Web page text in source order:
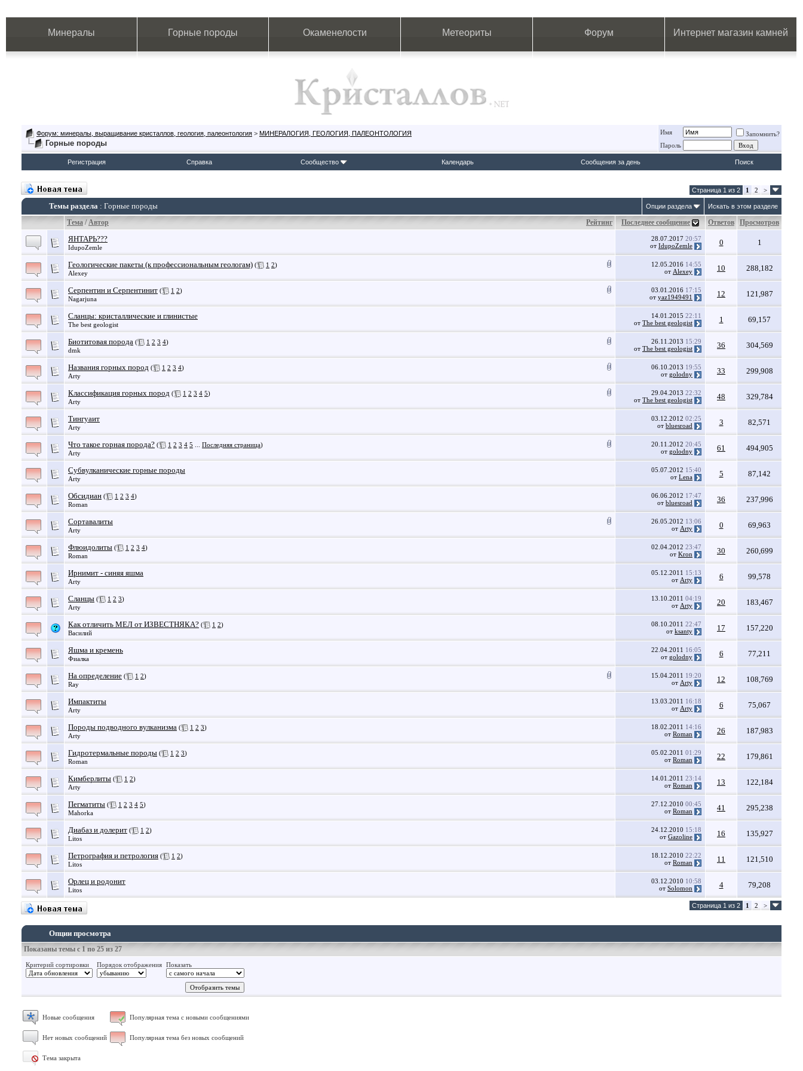
Минералы Горные породы Окаменелости Метеориты Форум Интернет магазин камней
Форум: минералы, выращивание кристаллов, геология, палеонтология > МИНЕРАЛОГИЯ, ГЕОЛОГИЯ, ПАЛЕОНТОЛОГИЯ
Горные породы
Имя
Запомнить?
Пароль
Регистрация Справка Сообщество Календарь Сообщения за день Поиск
Страница 1 из 2 1 2 >
Темы раздела : Горные породы Опции раздела Искать в этом разделе
Рейтинг
Тема /Автор Последнее сообщение Ответов Просмотров
ЯНТАРЬ???
IdupoZemle
28.07.2017 20:57
от IdupoZemle 0 1
Геологические пакеты (к профессиональным геологам) ( 1 2)
Alexey
12.05.2016 14:55
от Alexey 10 288,182
Серпентин и Серпентинит ( 1 2)
Nagarjuna
03.01.2016 17:15
от yaz1949491 12 121,987
Сланцы: кристаллические и глинистые
The best geologist
14.01.2015 22:11
от The best geologist 1 69,157
Биотитовая порода ( 1 2 3 4)
dmk
26.11.2013 15:29
от The best geologist 36 304,569
Названия горных пород ( 1 2 3 4)
Arty
06.10.2013 19:55
от golodny 33 299,908
Классификация горных пород ( 1 2 3 4 5)
Arty
29.04.2013 22:32
от The best geologist 48 329,784
Тингуаит
Arty
03.12.2012 02:25
от bluesroad 3 82,571
Что такое горная порода? ( 1 2 3 4 5 Последняя страница)
Arty
20.11.2012 20:45
от golodny 61 494,905
Субвулканические горные породы
Arty
05.07.2012 15:40
от Lena 5 87,142
Обсидиан ( 1 2 3 4)
Roman
06.06.2012 17:47
от bluesroad 36 237,996
Сортавалиты
Arty
26.05.2012 13:06
от Arty 0 69,963
Флюидолиты ( 1 2 3 4)
Roman
02.04.2012 23:47
от Kron 30 260,699
Ирнимит - синяя яшма
Arty
05.12.2011 15:13
от Arty 6 99,578
Сланцы ( 1 2 3)
Arty
13.10.2011 04:19
от Arty 20 183,467
Как отличить МЕЛ от ИЗВЕСТНЯКА? ( 1 2)
Василий
08.10.2011 22:47
от ksanty 17 157,220
Яшма и кремень
Фиалка
22.04.2011 16:05
от golodny 6 77,211
На определение ( 1 2)
Ray
15.04.2011 19:20
от Arty 12 108,769
Импактиты
Arty
13.03.2011 16:18
от Arty 6 75,067
Породы подводного вулканизма ( 1 2 3)
Arty
18.02.2011 14:16
от Roman 26 187,983
Гидротермальные породы ( 1 2 3)
Roman
05.02.2011 01:29
от Roman 22 179,861
Кимберлиты ( 1 2)
Arty
14.01.2011 23:14
от Roman 13 122,184
Пегматиты ( 1 2 3 4 5)
Mahorka
27.12.2010 00:45
от Roman 41 295,238
Диабаз и долерит ( 1 2)
Litos
24.12.2010 15:18
от Gazoline 16 135,927
Петрография и петрология ( 1 2)
Litos
18.12.2010 22:22
от Roman 11 121,510
Орлец и родонит
Litos
03.12.2010 10:58
от Solomon 4 79,208
Страница 1 из 2 1 2 >
Опции просмотра
Показаны темы с 1 по 25 из 27
Критерий сортировки Порядок отображения Показать
Новые сообщения Популярная тема с новыми сообщениями
Нет новых сообщений Популярная тема без новых сообщений
Тема закрыта